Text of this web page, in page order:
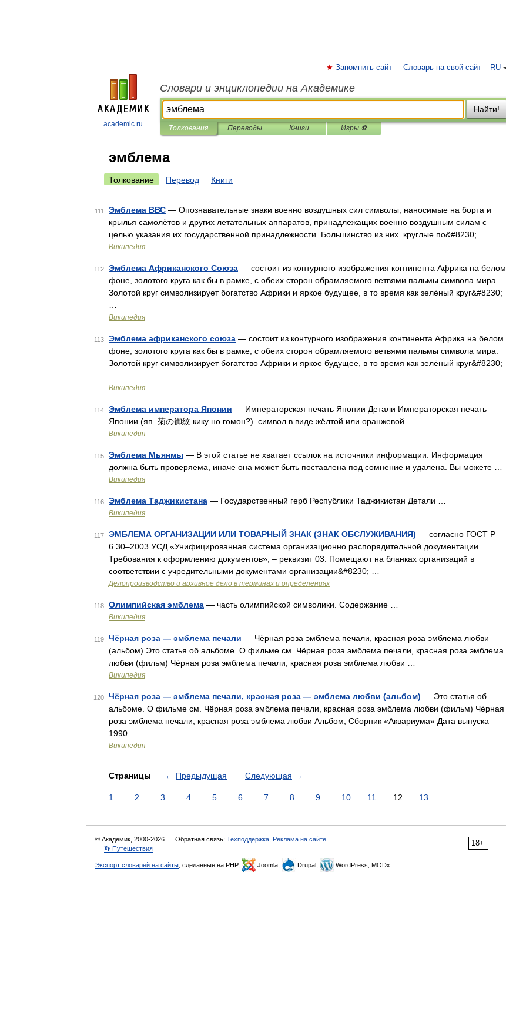
academic.ru
RU
Запомнить сайт Словарь на свой сайт
Словари и энциклопедии на Академике
Найти!
Толкования Переводы Книги Игры ⚽
эмблема
Толкование Перевод Книги
111 Эмблема ВВС — Опознавательные знаки военно воздушных сил символы, наносимые на борта и
крылья самолётов и других летательных аппаратов, принадлежащих военно воздушным силам с
целью указания их государственной принадлежности. Большинство из них круглые по&#8230; …
Википедия
112 Эмблема Африканского Союза — состоит из контурного изображения континента Африка на белом
фоне, золотого круга как бы в рамке, с обеих сторон обрамляемого ветвями пальмы символа мира.
Золотой круг символизирует богатство Африки и яркое будущее, в то время как зелёный круг&#8230;
Википедия
113 Эмблема африканского союза — состоит из контурного изображения континента Африка на белом
фоне, золотого круга как бы в рамке, с обеих сторон обрамляемого ветвями пальмы символа мира.
Золотой круг символизирует богатство Африки и яркое будущее, в то время как зелёный круг&#8230;
Википедия
114 Эмблема императора Японии — Императорская печать Японии Детали Императорская печать
Японии (яп. 菊の御紋 кику но гомон?) символ в виде жёлтой или оранжевой …
Википедия
115 Эмблема Мьянмы — В этой статье не хватает ссылок на источники информации. Информация
должна быть проверяема, иначе она может быть поставлена под сомнение и удалена. Вы можете …
Википедия
116 Эмблема Таджикистана — Государственный герб Республики Таджикистан Детали …
Википедия
117 ЭМБЛЕМА ОРГАНИЗАЦИИ ИЛИ ТОВАРНЫЙ ЗНАК (ЗНАК ОБСЛУЖИВАНИЯ) — согласно ГОСТ Р
6.30–2003 УСД «Унифицированная система организационно распорядительной документации.
Требования к оформлению документов», – реквизит 03. Помещают на бланках организаций в
соответствии с учредительными документами организации&#8230; …
Делопроизводство и архивное дело в терминах и определениях
118 Олимпийская эмблема — часть олимпийской символики. Содержание …
Википедия
119 Чёрная роза — эмблема печали — Чёрная роза эмблема печали, красная роза эмблема любви
(альбом) Это статья об альбоме. О фильме см. Чёрная роза эмблема печали, красная роза эмблема
любви (фильм) Чёрная роза эмблема печали, красная роза эмблема любви …
Википедия
120 Чёрная роза — эмблема печали, красная роза — эмблема любви (альбом) — Это статья об
альбоме. О фильме см. Чёрная роза эмблема печали, красная роза эмблема любви (фильм) Чёрная
роза эмблема печали, красная роза эмблема любви Альбом, Сборник «Аквариума» Дата выпуска
1990 …
Википедия
Страницы ← Предыдущая Следующая →
1 2 3 4 5 6 7 8 9 10 11 12 13
18+
© Академик, 2000-2026 Обратная связь: Техподдержка Реклама на сайте
👣 Путешествия
Экспорт словарей на сайты , сделанные на PHP, Joomla, Drupal, WordPress, MODx.